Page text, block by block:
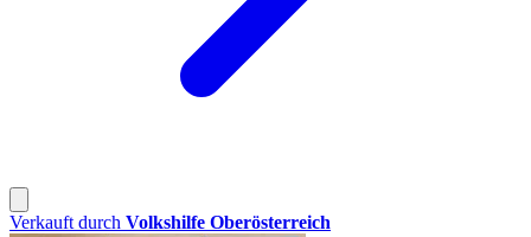
Verkauft durch Volkshilfe Oberösterreich